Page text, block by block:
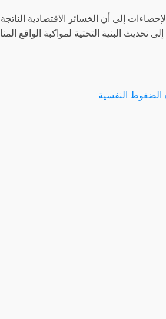
إلى أن الخسائر الاقتصادية